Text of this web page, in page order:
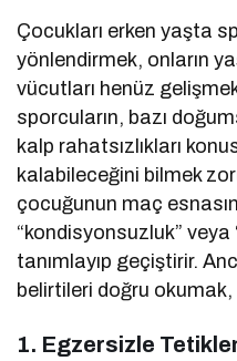
Çocukları erken yaşta
yönlendirmek, onların
vücutları henüz
sporcuların, bazı
kalp rahatsızlıkları
kalabileceğini bilmek
çocuğunun maç
“kondisyonsuzluk” veya
tanımlayıp geçiştirir.
belirtileri doğru okumak,
1. Egzersizle